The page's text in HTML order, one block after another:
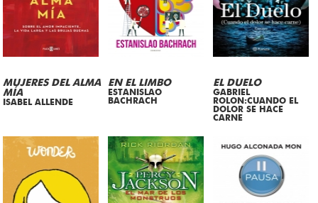
MUJERES DEL ALMA
MÍA
ISABEL ALLENDE
EN EL LIMBO
ESTANISLAO
BACHRACH
EL DUELO
GABRIEL
ROLON:CUANDO EL
DOLOR SE HACE
CARNE